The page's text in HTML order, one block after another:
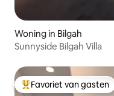
Woning in Bilgah
Sunnyside Bilgah Villa
Topfavoriet van gasten
Favoriet van gasten